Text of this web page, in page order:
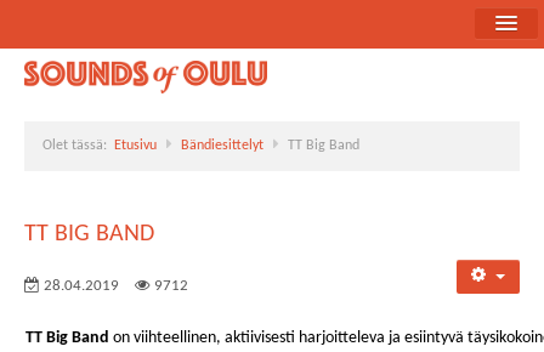
Etusivu
Olet tässä: Etusivu Bändiesittelyt TT Big Band
TT BIG BAND
28.04.2019 9712
TT Big Band on viihteellinen, aktiivisesti harjoitteleva ja esiintyvä